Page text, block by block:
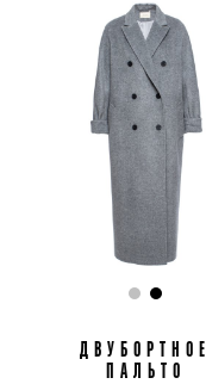
ДВУБОРТНОЕ
ПАЛЬТО